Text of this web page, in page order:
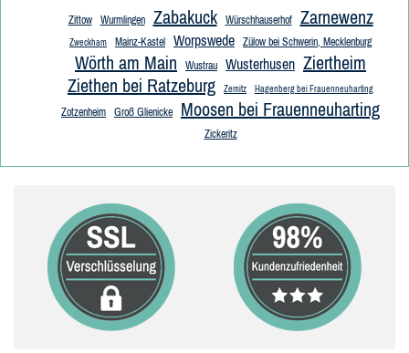
Zittow Wurmlingen Zabakuck Würschhauserhof Zarnewenz
Zweckham Mainz-Kastel Worpswede Zülow bei Schwerin, Mecklenburg
Wörth am Main Wustrau Wusterhusen Ziertheim
Ziethen bei Ratzeburg
Zemitz Hagenberg bei Frauenneuharting
Zotzenheim Groß Glienicke Moosen bei Frauenneuharting
Zickeritz